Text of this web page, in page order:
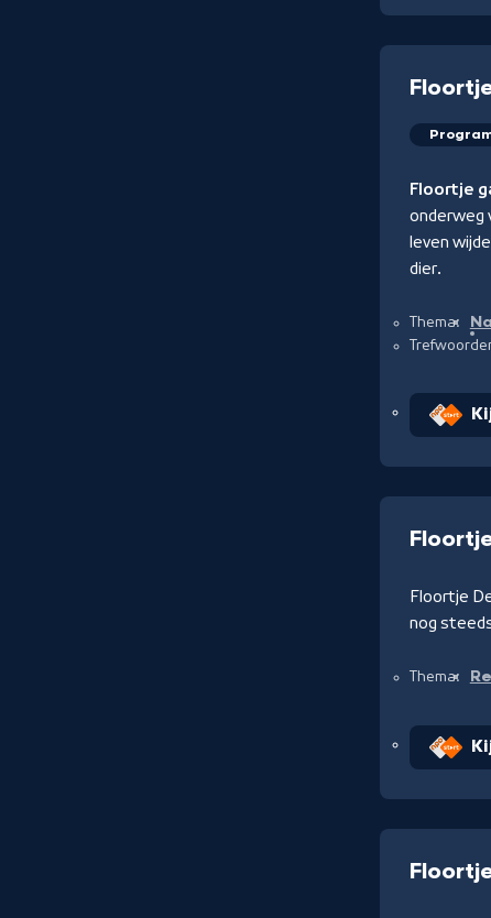
Floortje
onderweg
leven
dier.
Thema:
Floortje
nog
Thema: